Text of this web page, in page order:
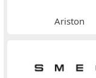
Ariston